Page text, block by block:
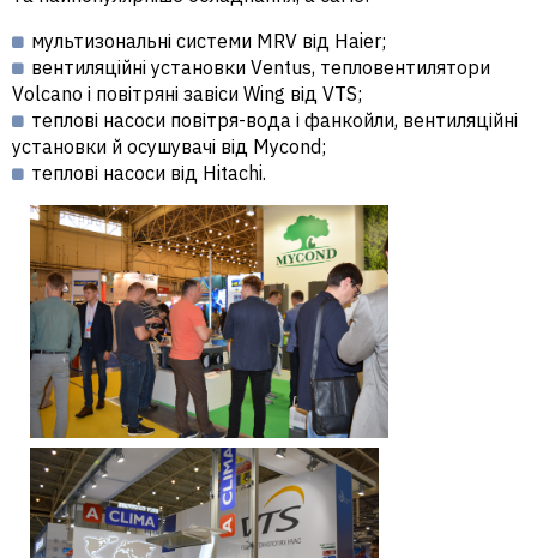
мультизональні системи MRV від Haier;
вентиляційні установки Ventus, тепловентилятори
Volсano і повітряні завіси Wing від VTS;
теплові насоси повітря-вода і фанкойли, вентиляційні
установки й осушувачі від Mycond;
теплові насоси від Hitachi.